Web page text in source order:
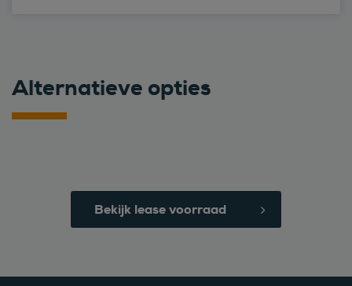
Alternatieve opties
Bekijk lease voorraad